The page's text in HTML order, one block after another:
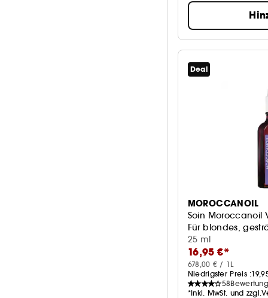
Deal
MOROCCANOIL
Soin Moroccanoil
Für blondes,
25 ml
16,95 €*
678,00 € / 1L
Niedrigster Preis :
58
*Inkl. MwSt. und